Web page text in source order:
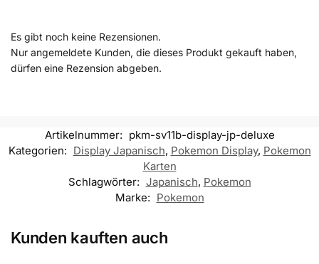
Es gibt noch keine Rezensionen.
Nur angemeldete Kunden, die dieses Produkt gekauft haben,
dürfen eine Rezension abgeben.
Artikelnummer: pkm-sv11b-display-jp-deluxe
Kategorien: Display Japanisch, Pokemon Display, Pokemon
Karten
Schlagwörter: Japanisch, Pokemon
Marke: Pokemon
Kunden kauften auch